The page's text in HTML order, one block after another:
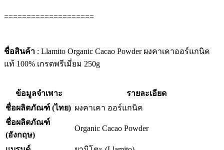
====================
ชื่อสินค้า : Llamito Organic Cacao Powder ผงคาเคาออร์แกนิค
แท้ 100% เกรดพรีเมี่ยม 250g
ข้อมูลจำเพาะ
รายละเอียด
ชื่อผลิตภัณฑ์ (ไทย) ผงคาเคา ออร์แกนิค
ชื่อผลิตภัณฑ์
(อังกฤษ)
Organic Cacao Powder